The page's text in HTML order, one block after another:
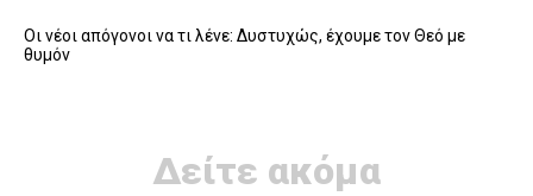
Οι νέοι απόγονοι να τι λένε: Δυστυχώς, έχουμε τον Θεό με
θυμόν
Δείτε ακόμα